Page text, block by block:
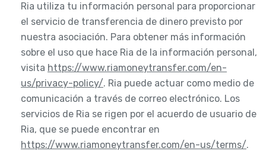
Ria utiliza tu información personal para proporcionar
el servicio de transferencia de dinero previsto por
nuestra asociación. Para obtener más información
sobre el uso que hace Ria de la información personal,
visita https://www.riamoneytransfer.com/en-
us/privacy-policy/. Ria puede actuar como medio de
comunicación a través de correo electrónico. Los
servicios de Ria se rigen por el acuerdo de usuario de
Ria, que se puede encontrar en
https://www.riamoneytransfer.com/en-us/terms/.